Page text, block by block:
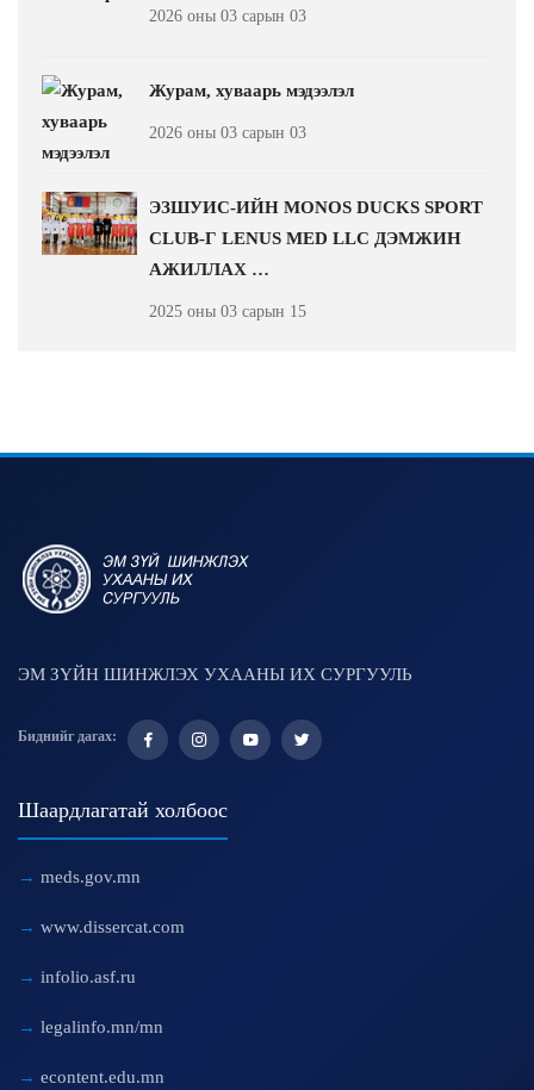
2026 оны 03 сарын 03
Журам, хуваарь мэдээлэл
2026 оны 03 сарын 03
ЭЗШУИС-ИЙН MONOS DUCKS SPORT
CLUB-Г LENUS MED LLC ДЭМЖИН
АЖИЛЛАХ …
2025 оны 03 сарын 15
ЭМ ЗҮЙН ШИНЖЛЭХ УХААНЫ ИХ СУРГУУЛЬ
Биднийг дагах:
Шаардлагатай холбоос
meds.gov.mn
www.dissercat.com
infolio.asf.ru
legalinfo.mn/mn
econtent.edu.mn